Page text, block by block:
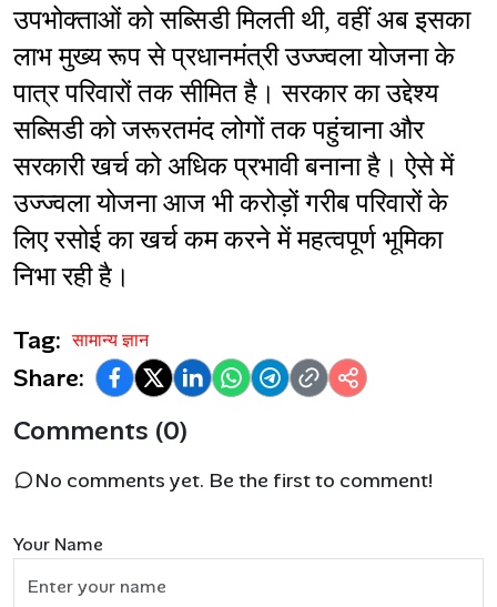
उपभोक्ताओं को सब्सिडी मिलती थी, वहीं अब इसका
लाभ मुख्य रूप से प्रधानमंत्री उज्ज्वला योजना के
पात्र परिवारों तक सीमित है। सरकार का उद्देश्य
सब्सिडी को जरूरतमंद लोगों तक पहुंचाना और
सरकारी खर्च को अधिक प्रभावी बनाना है। ऐसे में
उज्ज्वला योजना आज भी करोड़ों गरीब परिवारों के
लिए रसोई का खर्च कम करने में महत्वपूर्ण भूमिका
निभा रही है।
Tag: सामान्य ज्ञान
Share:
Comments (0)
No comments yet. Be the first to comment!
Your Name